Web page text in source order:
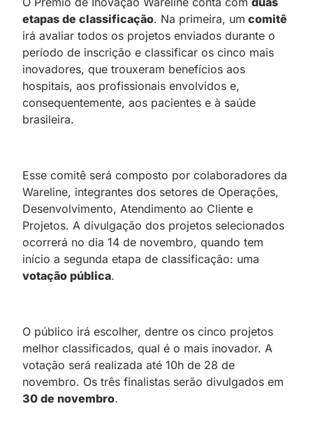
etapas de classificação. Na primeira, um comitê
irá avaliar todos os projetos enviados durante o
período de inscrição e classificar os cinco mais
inovadores, que trouxeram benefícios aos
hospitais, aos profissionais envolvidos e,
consequentemente, aos pacientes e à saúde
brasileira.
Esse comitê será composto por colaboradores da
Wareline, integrantes dos setores de Operações,
Desenvolvimento, Atendimento ao Cliente e
Projetos. A divulgação dos projetos selecionados
ocorrerá no dia 14 de novembro, quando tem
início a segunda etapa de classificação: uma
votação pública.
O público irá escolher, dentre os cinco projetos
melhor classificados, qual é o mais inovador. A
votação será realizada até 10h de 28 de
novembro. Os três finalistas serão divulgados em
30 de novembro.